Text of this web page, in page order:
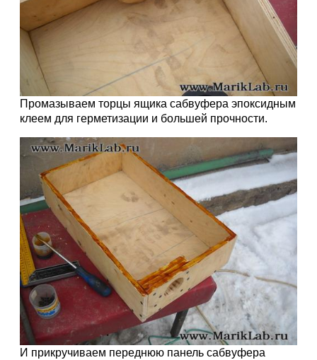
Промазываем торцы ящика сабвуфера эпоксидным
клеем для герметизации и большей прочности.
И прикручиваем переднюю панель сабвуфера